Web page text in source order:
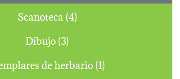
Scanoteca (4)
Dibujo (3)
Ejemplares de herbario (1)